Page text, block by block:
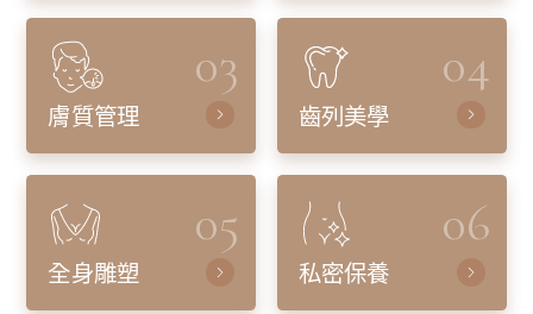
03
膚質管理
04
齒列美學
05
全身雕塑
06
私密保養